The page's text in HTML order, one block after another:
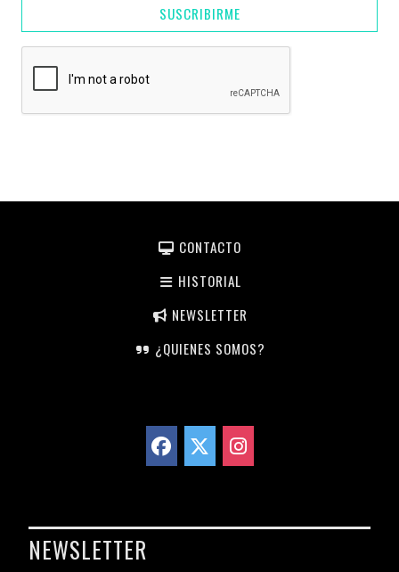
SUSCRIBIRME
CONTACTO
HISTORIAL
NEWSLETTER
¿QUIENES SOMOS?
NEWSLETTER